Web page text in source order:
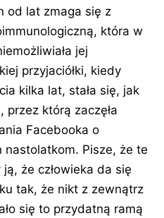
od lat zmaga się z
która w
jej
przyjaciółki, kiedy
kilka lat, stała się, jak
przez którą zaczęła
Facebooka o
Pisze, że te
że człowieka da się
tak, że nikt z zewnątrz
się to przydatną ramą